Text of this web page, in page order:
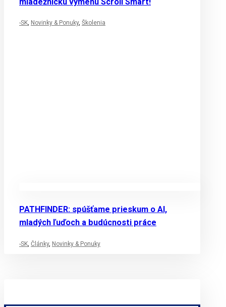
-SK, Novinky & Ponuky, Školenia
PATHFINDER: spúšťame prieskum o AI,
mladých ľuďoch a budúcnosti práce
-SK, Články, Novinky & Ponuky